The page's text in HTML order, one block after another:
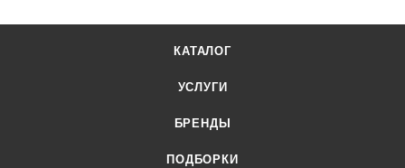
КАТАЛОГ
УСЛУГИ
БРЕНДЫ
ПОДБОРКИ